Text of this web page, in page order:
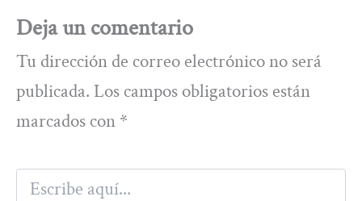
Deja un comentario
Tu dirección de correo electrónico no será
publicada. Los campos obligatorios están
marcados con *
Escribe
aquí...